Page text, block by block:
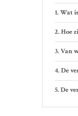
Wat
Hoe
Van
De
De